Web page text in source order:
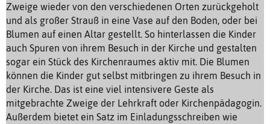
Zweige wieder von den verschiedenen Orten zurückgeholt
und als großer Strauß in eine Vase auf den Boden, oder bei
Blumen auf einen Altar gestellt. So hinterlassen die Kinder
auch Spuren von ihrem Besuch in der Kirche und gestalten
sogar ein Stück des Kirchenraumes aktiv mit. Die Blumen
können die Kinder gut selbst mitbringen zu ihrem Besuch in
der Kirche. Das ist eine viel intensivere Geste als
mitgebrachte Zweige der Lehrkraft oder Kirchenpädagogin.
Außerdem bietet ein Satz im Einladungsschreiben wie